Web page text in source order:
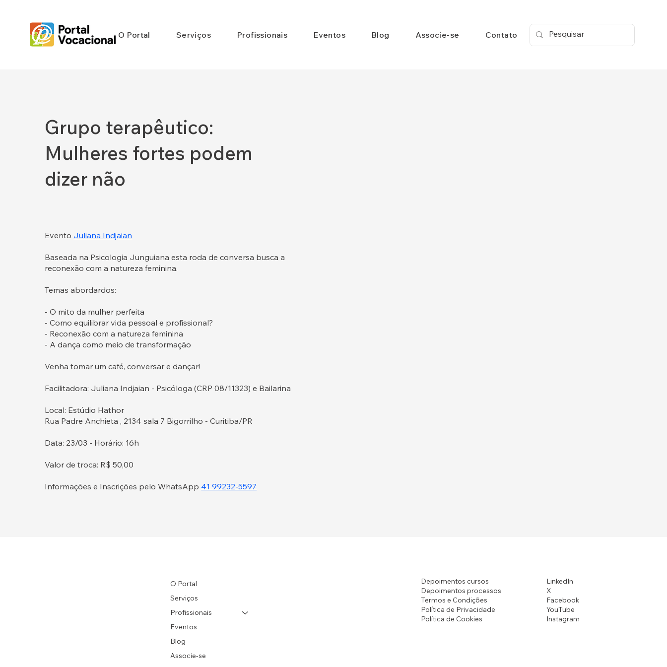
O Portal Serviços Profissionais Eventos Blog Associe-se Contato
Evento Juliana Indjaian
Baseada na Psicologia Junguiana esta roda de conversa busca a
reconexão com a natureza feminina.
Temas abordardos:
- O mito da mulher perfeita
- Como equilibrar vida pessoal e profissional?
- Reconexão com a natureza feminina
- A dança como meio de transformação
Venha tomar um café, conversar e dançar!
Facilitadora: Juliana Indjaian - Psicóloga (CRP 08/11323) e Bailarina
Local: Estúdio Hathor
Rua Padre Anchieta , 2134 sala 7 Bigorrilho - Curitiba/PR
Data: 23/03 - Horário: 16h
Valor de troca: R$ 50,00
Informações e Inscrições pelo WhatsApp 41 99232-5597
Grupo terapêutico:
Mulheres fortes podem
dizer não
O Portal
Serviços
Profissionais
Eventos
Blog
Associe-se
Depoimentos cursos
Depoimentos processos
Termos e Condições
Política de Privacidade
Política de Cookies
LinkedIn
X
Facebook
YouTube
Instagram